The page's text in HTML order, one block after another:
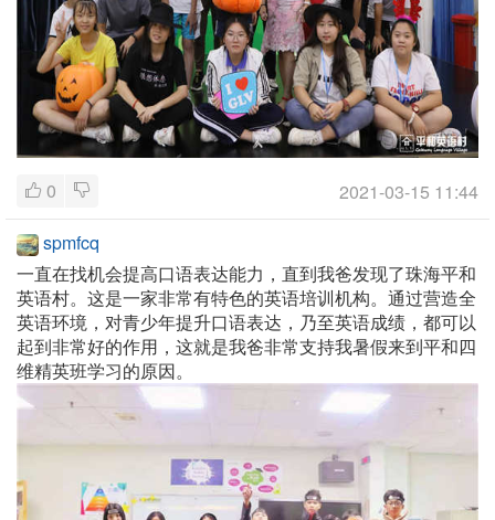
0
2021-03-15 11:44
spmfcq
一直在找机会提高口语表达能力，直到我爸发现了珠海平和
英语村。这是一家非常有特色的英语培训机构。通过营造全
英语环境，对青少年提升口语表达，乃至英语成绩，都可以
起到非常好的作用，这就是我爸非常支持我暑假来到平和四
维精英班学习的原因。